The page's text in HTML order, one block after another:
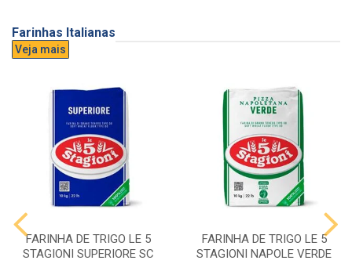
Farinhas Italianas
Veja mais
FARINHA DE TRIGO LE 5
STAGIONI SUPERIORE SC
FARINHA DE TRIGO LE 5
STAGIONI NAPOLE VERDE